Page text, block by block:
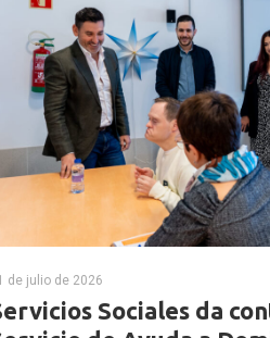
de julio de 2026
Sociales da